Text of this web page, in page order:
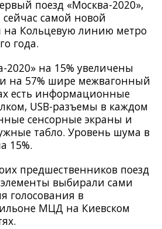
поезд «Москва-2020»,
сейчас самой новой
на Кольцевую линию метро
года.
2020» на 15% увеличены
на 57% шире межвагонный
есть информационные
USB-разъемы в каждом
сенсорные экраны и
табло. Уровень шума в
15%.
предшественников поезд
выбирали сами
голосования в
МЦД на Киевском